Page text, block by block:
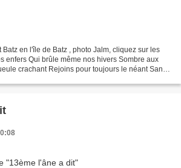
Batz en l'île de Batz , photo Jalm, cliquez sur les
enfers Qui brûle même nos hivers Sombre aux
crachant Rejoins pour toujours le néant Sans